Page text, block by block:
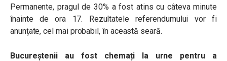
Permanente, pragul de 30% a fost atins cu câteva minute
înainte de ora 17. Rezultatele referendumului vor fi
anunțate, cel mai probabil, în această seară.
Bucureștenii au fost chemați la urne pentru a